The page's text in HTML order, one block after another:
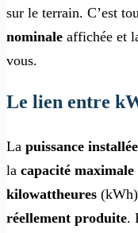
sur le terrain. C’est
nominale affichée et
vous.
Le lien entre
La puissance installée
la capacité maximale
kilowattheures
réellement produite.